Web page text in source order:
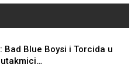
Bad Blue Boysi i Torcida u